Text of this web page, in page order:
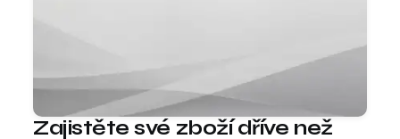
Zajistěte své zboží dříve než